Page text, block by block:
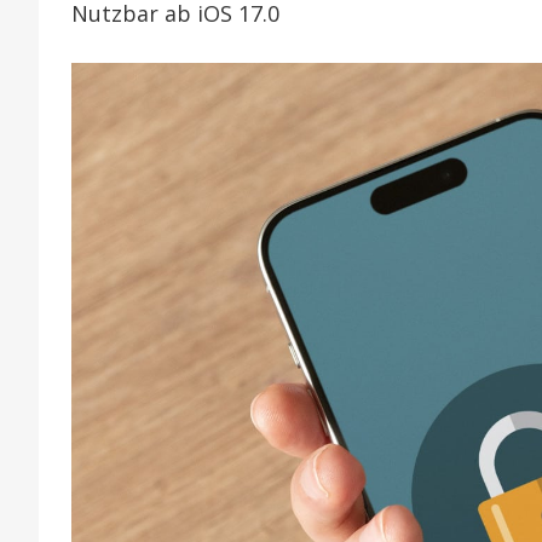
Nutzbar ab iOS 17.0